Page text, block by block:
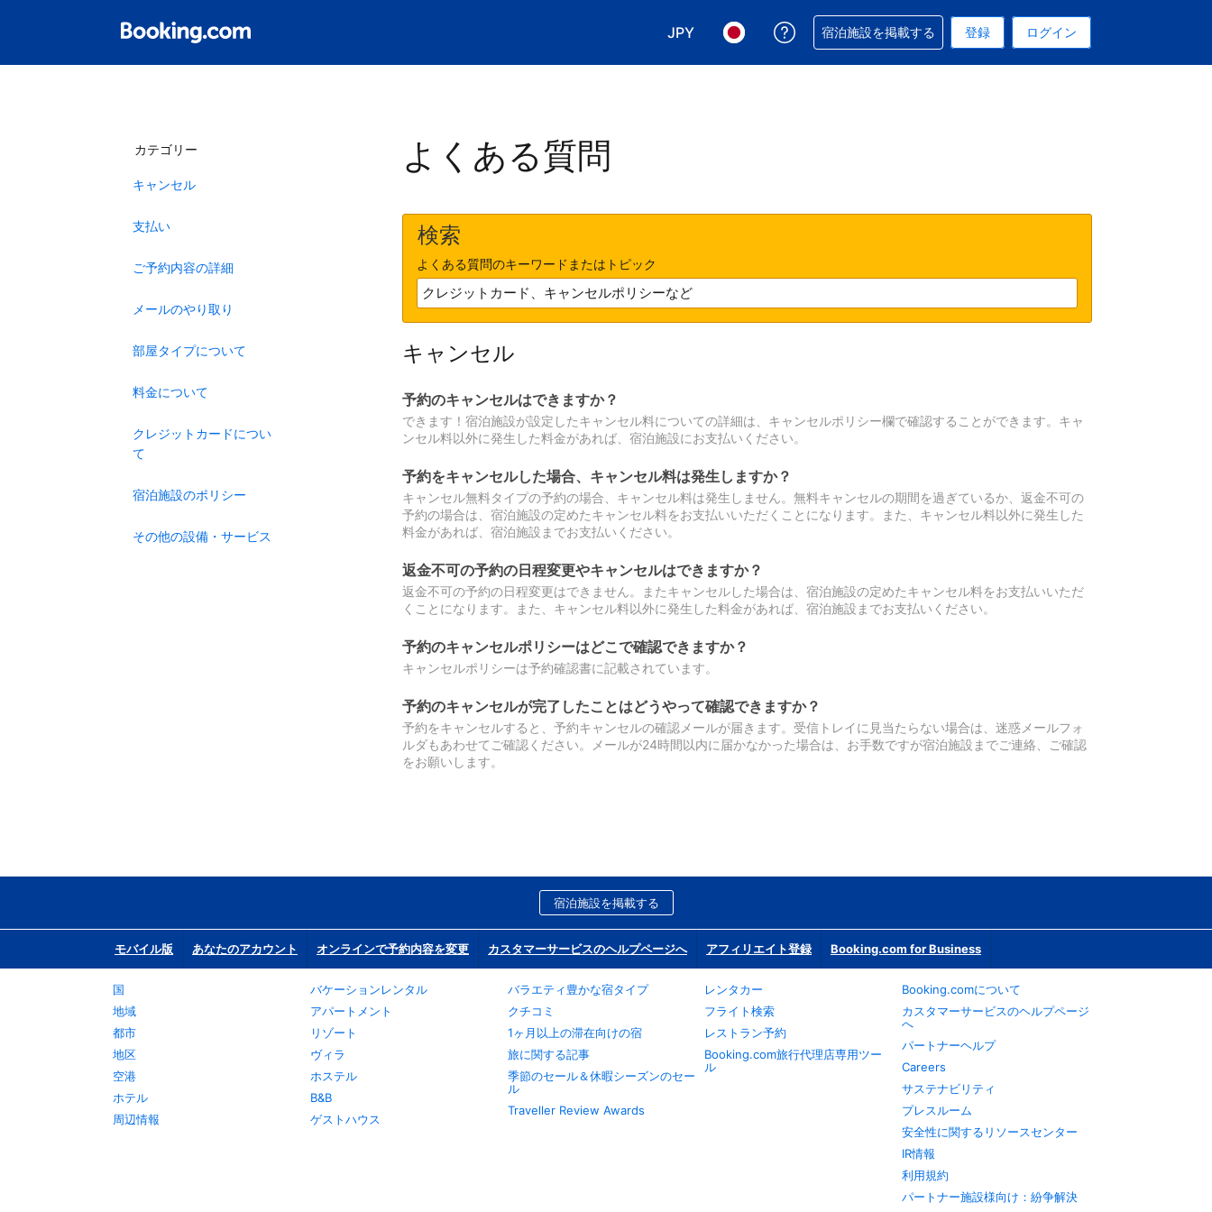
JPY
表示通貨を選択. 現在選択中の表示通貨は円です
言語を選択. 現在選択中の言語は日本語です
予約に関するサポートを受けられます
宿泊施設を掲載する 登録 ログイン
カテゴリー
キャンセル
支払い
ご予約内容の詳細
メールのやり取り
部屋タイプについて
料金について
クレジットカードについ
て
宿泊施設のポリシー
その他の設備・サービス
よくある質問
検索
よくある質問のキーワードまたはトピック
キャンセル
予約のキャンセルはできますか？
できます！宿泊施設が設定したキャンセル料についての詳細は、キャンセルポリシー欄で確認することができます。キャ
ンセル料以外に発生した料金があれば、宿泊施設にお支払いください。
予約をキャンセルした場合、キャンセル料は発生しますか？
キャンセル無料タイプの予約の場合、キャンセル料は発生しません。無料キャンセルの期間を過ぎているか、返金不可の
予約の場合は、宿泊施設の定めたキャンセル料をお支払いいただくことになります。また、キャンセル料以外に発生した
料金があれば、宿泊施設までお支払いください。
返金不可の予約の日程変更やキャンセルはできますか？
返金不可の予約の日程変更はできません。またキャンセルした場合は、宿泊施設の定めたキャンセル料をお支払いいただ
くことになります。また、キャンセル料以外に発生した料金があれば、宿泊施設までお支払いください。
予約のキャンセルポリシーはどこで確認できますか？
キャンセルポリシーは予約確認書に記載されています。
予約のキャンセルが完了したことはどうやって確認できますか？
予約をキャンセルすると、予約キャンセルの確認メールが届きます。受信トレイに見当たらない場合は、迷惑メールフォ
ルダもあわせてご確認ください。メールが24時間以内に届かなかった場合は、お手数ですが宿泊施設までご連絡、ご確認
をお願いします。
宿泊施設を掲載する
モバイル版 あなたのアカウント オンラインで予約内容を変更 カスタマーサービスのヘルプページへ アフィリエイト登録 Booking.com for Business
国
地域
都市
地区
空港
ホテル
周辺情報
バケーションレンタル
アパートメント
リゾート
ヴィラ
ホステル
B&B
ゲストハウス
バラエティ豊かな宿タイプ
クチコミ
1ヶ月以上の滞在向けの宿
旅に関する記事
季節のセール＆休暇シーズンのセー
ル
Traveller Review Awards
レンタカー
フライト検索
レストラン予約
Booking.com旅行代理店専用ツー
ル
Booking.comについて
カスタマーサービスのヘルプページ
へ
パートナーヘルプ
Careers
サステナビリティ
プレスルーム
安全性に関するリソースセンター
IR情報
利用規約
パートナー施設様向け：紛争解決